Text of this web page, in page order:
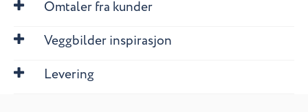
Omtaler fra kunder
Veggbilder inspirasjon
Levering